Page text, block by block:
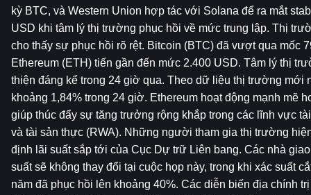
kỳ BTC, và Western Union hợp tác với Solana để ra mắt
USD khi tâm lý thị trường phục hồi về mức trung lập. Thị
cho thấy sự phục hồi rõ rệt. Bitcoin (BTC) đã vượt qua mốc
Ethereum (ETH) tiến gần đến mức 2.400 USD. Tâm lý thị
thiện đáng kể trong 24 giờ qua. Theo dữ liệu thị trường mới
khoảng 1,84% trong 24 giờ. Ethereum hoạt động mạnh mẽ
giúp thúc đẩy sự tăng trưởng rộng khắp trong các lĩnh vực
và tài sản thực (RWA). Những người tham gia thị trường
định lãi suất sắp tới của Cục Dự trữ Liên bang. Các nhà
suất sẽ không thay đổi tại cuộc họp này, trong khi xác suất
năm đã phục hồi lên khoảng 40%. Các diễn biến địa chính